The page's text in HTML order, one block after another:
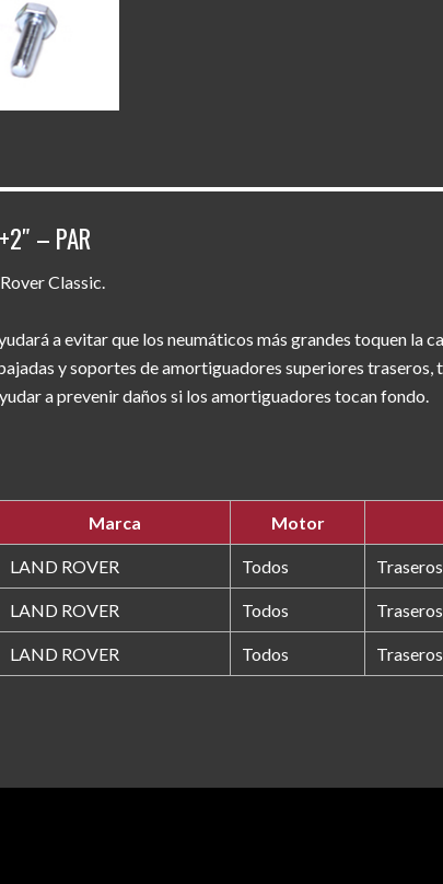
– PAR
Classic.
a evitar que los neumáticos más grandes toquen la
y soportes de amortiguadores superiores traseros,
a prevenir daños si los amortiguadores tocan fondo.
Marca Motor
LAND ROVER Todos
LAND ROVER Todos
LAND ROVER Todos